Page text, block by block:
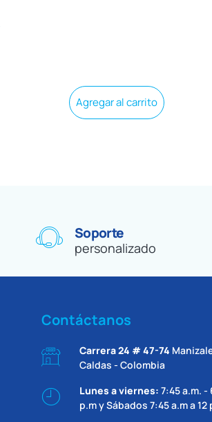
Agregar al carrito
Soporte
personalizado
Contáctanos
Carrera 24 # 47-74
Caldas - Colombia
Lunes a viernes: 7:45 a.m. -
p.m y Sábados 7:45 a.m a 12